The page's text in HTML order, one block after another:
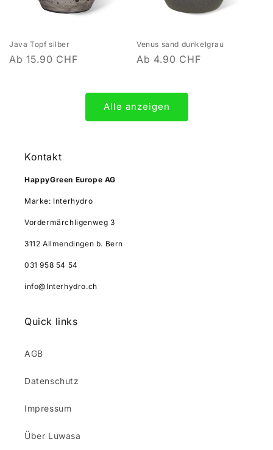
Java Topf silber
Normaler
Ab 15.90 CHF
Venus sand dunkelgrau
Normaler
Ab 4.90 CHF
Alle anzeigen
Kontakt
HappyGreen Europe AG
Marke: Interhydro
Vordermärchligenweg 3
3112 Allmendingen b. Bern
031 958 54 54
info@Interhydro.ch
Quick links
AGB
Datenschutz
Impressum
Über Luwasa